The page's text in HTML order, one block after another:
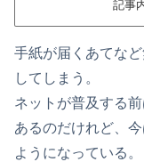
記事
手紙が届くあてな
してしまう。
ネットが普及する
あるのだけれど、
ようになっている